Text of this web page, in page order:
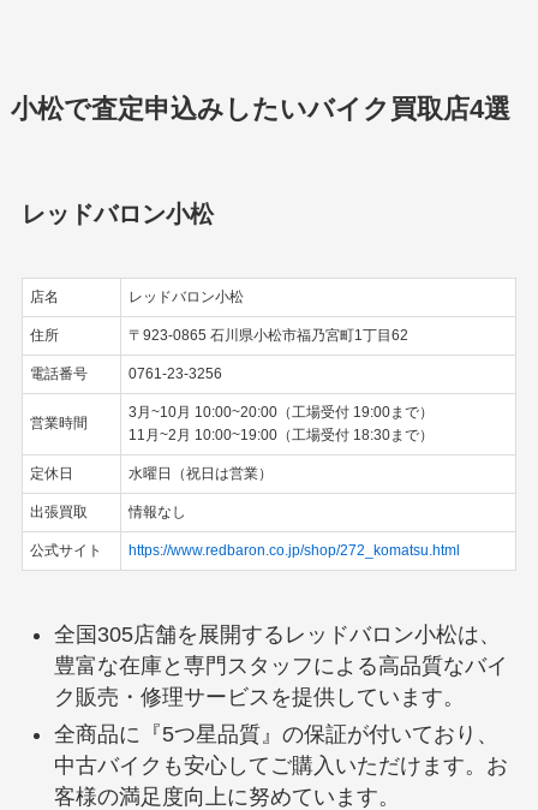
小松で査定申込みしたいバイク買取店4選
レッドバロン小松
店名 レッドバロン小松
住所 〒923-0865 石川県小松市福乃宮町1丁目62
電話番号 0761-23-3256
営業時間
3月~10月 10:00~20:00（工場受付 19:00まで）
11月~2月 10:00~19:00（工場受付 18:30まで）
定休日 水曜日（祝日は営業）
出張買取 情報なし
公式サイト https://www.redbaron.co.jp/shop/272_komatsu.html
全国305店舗を展開するレッドバロン小松は、
豊富な在庫と専門スタッフによる高品質なバイ
ク販売・修理サービスを提供しています。
全商品に『5つ星品質』の保証が付いており、
中古バイクも安心してご購入いただけます。お
客様の満足度向上に努めています。